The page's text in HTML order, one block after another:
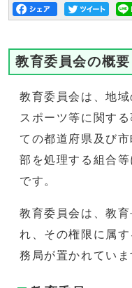
教育委員会の概要
教育委員会は、地
スポーツ等に関す
ての都道府県及び
部を処理する組合
です。
教育委員会は、教
れ、その権限に属
務局が置かれていま